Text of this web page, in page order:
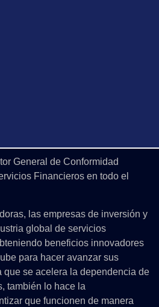
General de Conformidad
Financieros en todo el
las empresas de inversión y
global de servicios
beneficios innovadores
para hacer avanzar sus
que se acelera la dependencia de
también lo hace la
que funcionen de manera